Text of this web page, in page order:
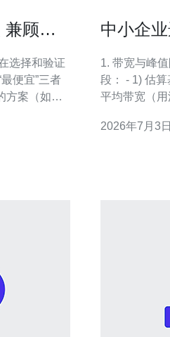
顾安
选择和验证
便宜”三者
方案（如多
服务），
中小企
1. 带宽与峰
段： - 1) 估
平均带宽（
以2-5倍作为
2026年7月3日